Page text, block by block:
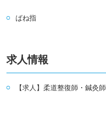
ばね指
求人情報
【求人】柔道整復師・鍼灸師